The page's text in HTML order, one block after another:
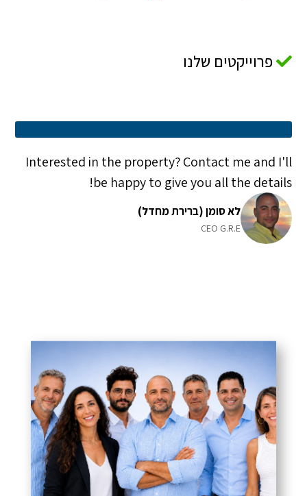
פרוייקטים שלנו
Interested in the property? Contact me and I'll
be happy to give you all the details!
לא סומן (ברירת מחדל)
CEO G.R.E